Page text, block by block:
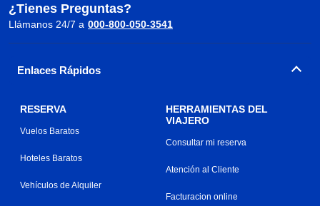
¿Tienes Preguntas?
Llámanos 24/7 a 000-800-050-3541
Enlaces Rápidos
RESERVA
Vuelos Baratos
Hoteles Baratos
Vehículos de Alquiler
HERRAMIENTAS DEL
VIAJERO
Consultar mi reserva
Atención al Cliente
Facturacion online